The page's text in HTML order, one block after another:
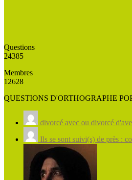
Questions
24385
Membres
12628
QUESTIONS D'ORTHOGRAPHE
divorcé avec ou divorcé
Ils se sont suivi(s) de près :